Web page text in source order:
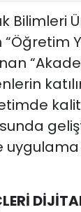
Bilimleri